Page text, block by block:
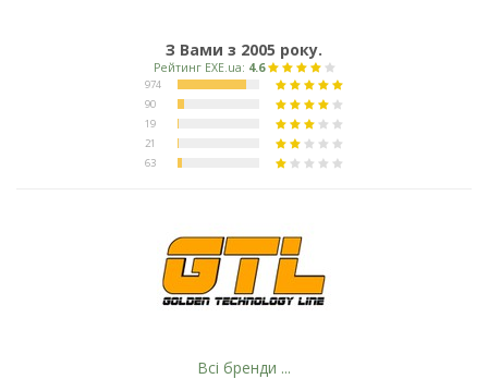
З Вами з 2005 року.
Всі бренди ...